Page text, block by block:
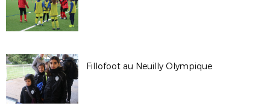
Fillofoot au Neuilly Olympique